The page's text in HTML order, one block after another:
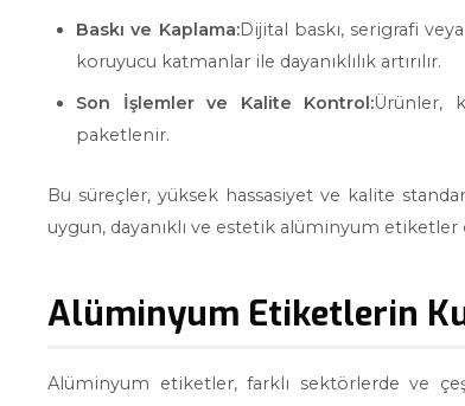
Baskı ve Kaplama:Dijital baskı, serigrafi
koruyucu katmanlar ile dayanıklılık artırılır.
Son İşlemler ve Kalite Kontrol:Ürünler,
paketlenir.
Bu süreçler, yüksek hassasiyet ve kalite
uygun, dayanıklı ve estetik alüminyum etiketler
Alüminyum Etiketlerin
Alüminyum etiketler, farklı sektörlerde ve